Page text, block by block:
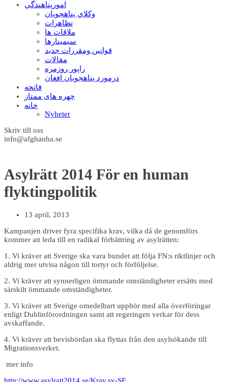
امورپناهندگي
وکلاي پناهجويان
تظاهرات
ملاقات ها
سيمينارها
قوانين ومقررات جديد
مقالات
راپور روزمره
درمورد پناهجويان افغان
فاتحه
چهره های ممتاز
خانه
Nyheter
Skriv till oss
info@afghanha.se
Asylrätt 2014 För en human
flyktingpolitik
13 april, 2013
Kampanjen driver fyra specifika krav, vilka då de genomförs
kommer att leda till en radikal förbättring av asylrätten:
1. Vi kräver att Sverige ska vara bundet att följa FN:s riktlinjer och
aldrig mer utvisa någon till tortyr och förföljelse.
2. Vi kräver att synnerligen ömmande omständigheter ersätts med
särskilt ömmande omständigheter.
3. Vi kräver att Sverige omedelbart upphör med alla överföringar
enligt Dublinförordningen samt att regeringen verkar för dess
avskaffande.
4. Vi kräver att bevisbördan ska flyttas från den asylsökande till
Migrationsverket.
mer info